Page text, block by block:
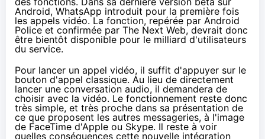
Android, WhatsApp introduit pour la première fois
les appels vidéo. La fonction, repérée par Android
Policeet confirmée par The Next Web, devrait donc
être bientôt disponible pour le milliard d'utilisateurs
du service.
Pour lancer un appel vidéo, il suffit d'appuyer sur le
bouton d'appel classique. Au lieu de directement
lancer une conversation audio, il demandera de
choisir avec la vidéo. Le fonctionnement reste donc
très simple, et très proche dans sa présentation de
ce que proposent les autres messageries, à l'image
de FaceTime d'Apple ou Skype. Il reste à voir
quelles conséquences cette nouvelle intégration